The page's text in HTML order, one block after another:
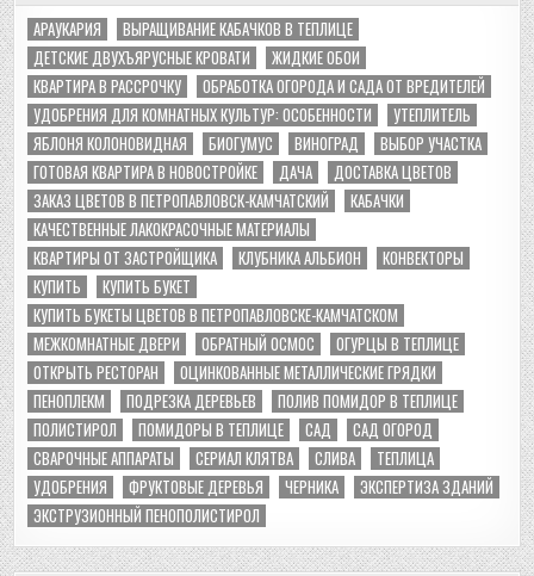
АРАУКАРИЯ
ВЫРАЩИВАНИЕ КАБАЧКОВ В ТЕПЛИЦЕ
ДЕТСКИЕ ДВУХЪЯРУСНЫЕ КРОВАТИ
ЖИДКИЕ ОБОИ
КВАРТИРА В РАССРОЧКУ
ОБРАБОТКА ОГОРОДА И САДА ОТ ВРЕДИТЕЛЕЙ
УДОБРЕНИЯ ДЛЯ КОМНАТНЫХ КУЛЬТУР: ОСОБЕННОСТИ
УТЕПЛИТЕЛЬ
ЯБЛОНЯ КОЛОНОВИДНАЯ
БИОГУМУС ВИНОГРАД
ВЫБОР УЧАСТКА
ГОТОВАЯ КВАРТИРА В НОВОСТРОЙКЕ
ДАЧА
ДОСТАВКА ЦВЕТОВ
ЗАКАЗ ЦВЕТОВ В ПЕТРОПАВЛОВСК-КАМЧАТСКИЙ
КАБАЧКИ
КАЧЕСТВЕННЫЕ ЛАКОКРАСОЧНЫЕ МАТЕРИАЛЫ
КВАРТИРЫ ОТ ЗАСТРОЙЩИКА
КЛУБНИКА АЛЬБИОН
КОНВЕКТОРЫ
КУПИТЬ
КУПИТЬ БУКЕТ
КУПИТЬ БУКЕТЫ ЦВЕТОВ В ПЕТРОПАВЛОВСКЕ-КАМЧАТСКОМ
МЕЖКОМНАТНЫЕ ДВЕРИ
ОБРАТНЫЙ ОСМОС
ОГУРЦЫ В ТЕПЛИЦЕ
ОТКРЫТЬ РЕСТОРАН
ОЦИНКОВАННЫЕ МЕТАЛЛИЧЕСКИЕ ГРЯДКИ
ПЕНОПЛЕКМ
ПОДРЕЗКА ДЕРЕВЬЕВ
ПОЛИВ ПОМИДОР В ТЕПЛИЦЕ
ПОЛИСТИРОЛ
ПОМИДОРЫ В ТЕПЛИЦЕ САД
САД ОГОРОД
СВАРОЧНЫЕ АППАРАТЫ
СЕРИАЛ КЛЯТВА СЛИВА
ТЕПЛИЦА
УДОБРЕНИЯ
ФРУКТОВЫЕ ДЕРЕВЬЯ ЧЕРНИКА
ЭКСПЕРТИЗА ЗДАНИЙ
ЭКСТРУЗИОННЫЙ ПЕНОПОЛИСТИРОЛ